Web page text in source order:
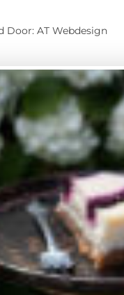
Door: AT Webdesign